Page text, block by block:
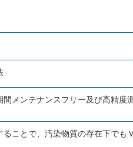
メンテナンスフリー及び高精度
ことで、汚染物質の存在下でも